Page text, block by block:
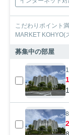
こだわりポイント
MARKET KOHYO(
募集中の部屋